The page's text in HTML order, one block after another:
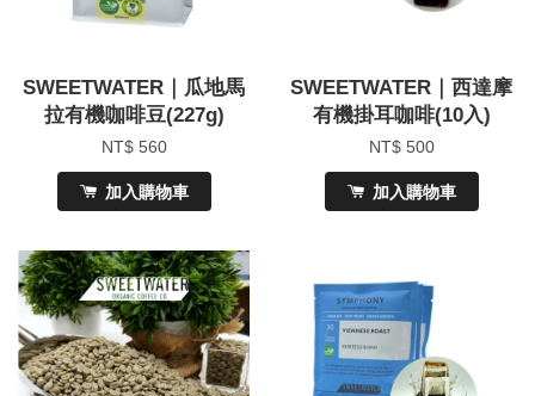
SWEETWATER｜瓜地馬
拉有機咖啡豆(227g)
NT$ 560
加入購物車
SWEETWATER｜西達摩
有機掛耳咖啡(10入)
NT$ 500
加入購物車